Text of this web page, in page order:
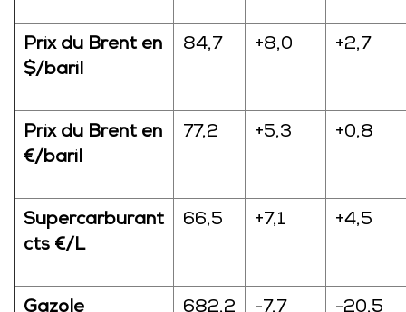
Prix du Brent en
$/baril
84,7 +8,0 +2,7
Prix du Brent en
€/baril
77,2 +5,3 +0,8
Supercarburant
cts €/L
66,5 +7,1 +4,5